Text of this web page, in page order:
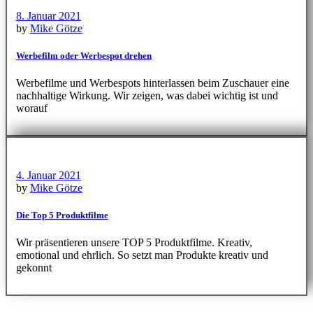
8. Januar 2021
by Mike Götze
Werbefilm oder Werbespot drehen
Werbefilme und Werbespots hinterlassen beim Zuschauer eine
nachhaltige Wirkung. Wir zeigen, was dabei wichtig ist und
worauf
4. Januar 2021
by Mike Götze
Die Top 5 Produktfilme
Wir präsentieren unsere TOP 5 Produktfilme. Kreativ,
emotional und ehrlich. So setzt man Produkte kreativ und
gekonnt